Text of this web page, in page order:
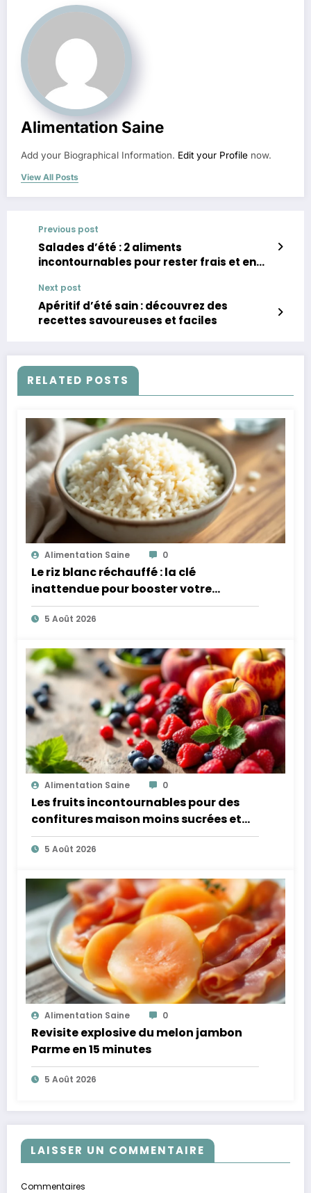
Alimentation Saine
Add your Biographical Information. Edit your Profile now.
View All Posts
Previous post
Salades d’été : 2 aliments
incontournables pour rester frais et en
Next post
Apéritif d’été sain : découvrez des
recettes savoureuses et faciles
RELATED POSTS
Alimentation Saine 0
Le riz blanc réchauffé : la clé
inattendue pour booster votre
microbiote
5 Août 2026
Alimentation Saine 0
Les fruits incontournables pour des
confitures maison moins sucrées et
plus légères
5 Août 2026
Alimentation Saine 0
Revisite explosive du melon jambon
Parme en 15 minutes
5 Août 2026
LAISSER UN COMMENTAIRE
Commentaires